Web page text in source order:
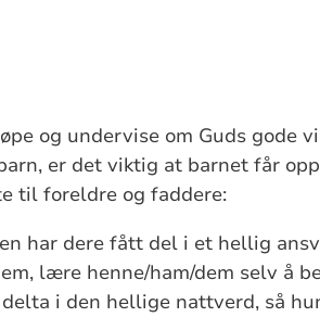
og undervise om Guds gode
er det viktig at barnet får
til foreldre og faddere:
har dere fått del i et hellig
lære henne/ham/dem selv å
i den hellige nattverd, så